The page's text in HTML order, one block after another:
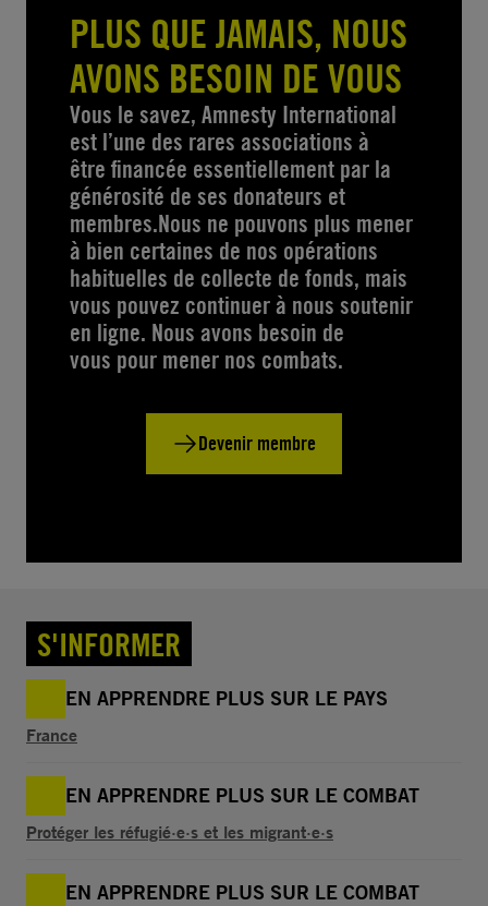
PLUS QUE JAMAIS, NOUS
AVONS BESOIN DE VOUS
Vous le savez, Amnesty International
est l’une des rares associations à
être financée essentiellement par la
générosité de ses donateurs et
membres.Nous ne pouvons plus mener
à bien certaines de nos opérations
habituelles de collecte de fonds, mais
vous pouvez continuer à nous soutenir
en ligne. Nous avons besoin de
vous pour mener nos combats.
Devenir membre
S'INFORMER
EN APPRENDRE PLUS SUR LE PAYS
France
EN APPRENDRE PLUS SUR LE COMBAT
Protéger les réfugié·e·s et les migrant·e·s
EN APPRENDRE PLUS SUR LE COMBAT